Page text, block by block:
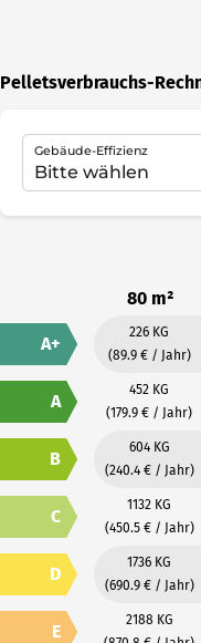
Pelletsverbrauchs-
Gebäude-Effizienz
80 m²
A+
226 KG
(89.9 € / Jahr)
A
452 KG
(179.9 € / Jahr)
B
604 KG
(240.4 € / Jahr)
C
1132 KG
(450.5 € / Jahr)
D
1736 KG
(690.9 € / Jahr)
E
2188 KG